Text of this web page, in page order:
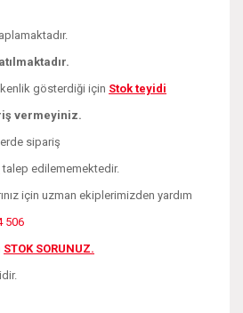
gösterdiği için Stok teyidi
vermeyiniz.
sipariş
talep edilememektedir.
için uzman ekiplerimizden yardım
506
STOK SORUNUZ.